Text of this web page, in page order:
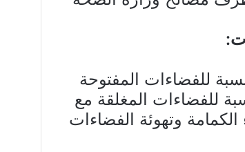
الى 75 بالمائة بالنسبة للفضاءات المغلقة مع
الكمامة وتهوئة الفضاءات